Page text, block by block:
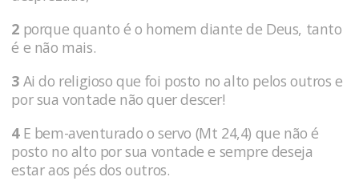
2 porque quanto é o homem diante de Deus, tanto
é e não mais.
3 Ai do religioso que foi posto no alto pelos outros e
por sua vontade não quer descer!
4E bem-aventurado o servo (Mt 24,4) que não é
posto no alto por sua vontade e sempre deseja
estar aos pés dos outros.